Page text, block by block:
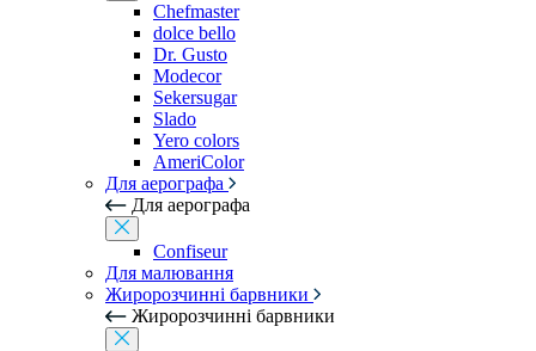
Chefmaster
dolce bello
Dr. Gusto
Modecor
Sekersugar
Slado
Yero colors
AmeriColor
Для аерографа
Для аерографа
Confiseur
Для малювання
Жиророзчинні барвники
Жиророзчинні барвники